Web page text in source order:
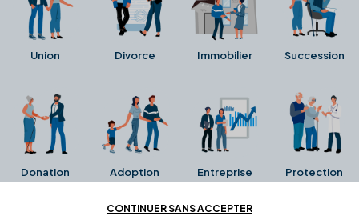
Union Divorce Immobilier Succession
Donation Adoption Entreprise Protection
CONTINUER SANS ACCEPTER